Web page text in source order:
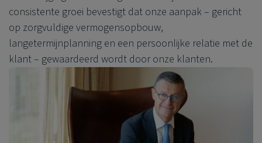
consistente groei bevestigt dat onze aanpak – gericht
op zorgvuldige vermogensopbouw,
langetermijnplanning en een persoonlijke relatie met de
klant – gewaardeerd wordt door onze klanten.